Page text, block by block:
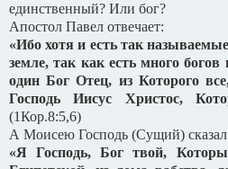
единственный? Или бог?
Апостол Павел отвечает:
«Ибо хотя и есть так
земле, так как есть много
один Бог Отец, из Которого
Господь Иисус Христос,
(1Кор.8:5,6)
А Моисею Господь (Сущий)
«Я Господь, Бог твой,